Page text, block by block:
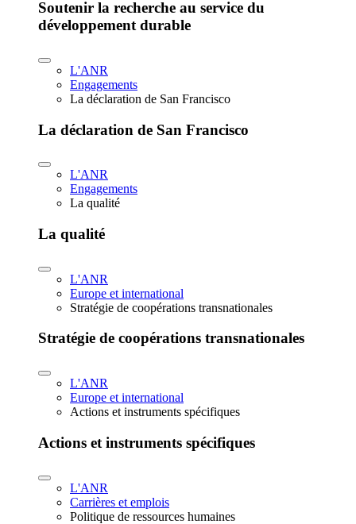
Soutenir la recherche au service du
développement durable
L'ANR
Engagements
La déclaration de San Francisco
La déclaration de San Francisco
L'ANR
Engagements
La qualité
La qualité
L'ANR
Europe et international
Stratégie de coopérations transnationales
Stratégie de coopérations transnationales
L'ANR
Europe et international
Actions et instruments spécifiques
Actions et instruments spécifiques
L'ANR
Carrières et emplois
Politique de ressources humaines